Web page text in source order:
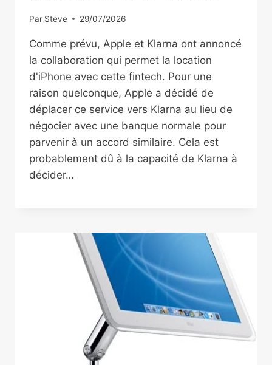
Par Steve 29/07/2026
Comme prévu, Apple et Klarna ont annoncé
la collaboration qui permet la location
d'iPhone avec cette fintech. Pour une
raison quelconque, Apple a décidé de
déplacer ce service vers Klarna au lieu de
négocier avec une banque normale pour
parvenir à un accord similaire. Cela est
probablement dû à la capacité de Klarna à
décider…